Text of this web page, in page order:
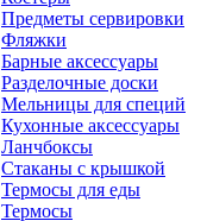
Предметы сервировки
Фляжки
Барные аксессуары
Разделочные доски
Мельницы для специй
Кухонные аксессуары
Ланчбоксы
Стаканы с крышкой
Термосы для еды
Термосы